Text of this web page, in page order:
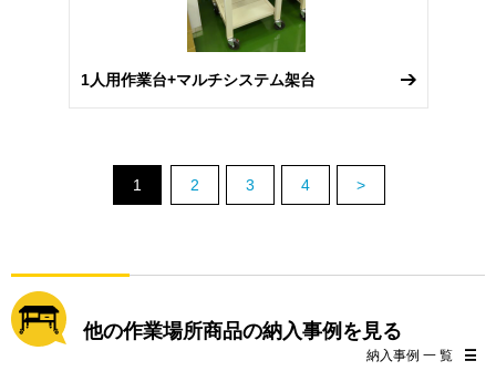
1人用作業台+マルチシステム架台
1 2 3 4 >
他の作業場所商品の納入事例を見る
納入事例 一 覧